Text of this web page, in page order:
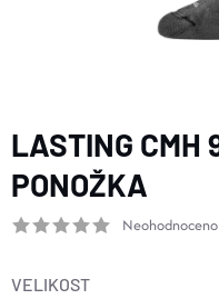
BOTY A PONOŽKY
VYBAVENÍ
CYKLISTIKA
LASTING CMH
PONOŽKA
Neohodnoceno
VELIKOST